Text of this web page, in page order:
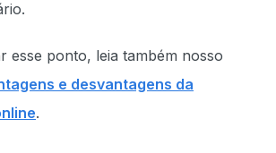
esse ponto, leia também nosso
e desvantagens da
.